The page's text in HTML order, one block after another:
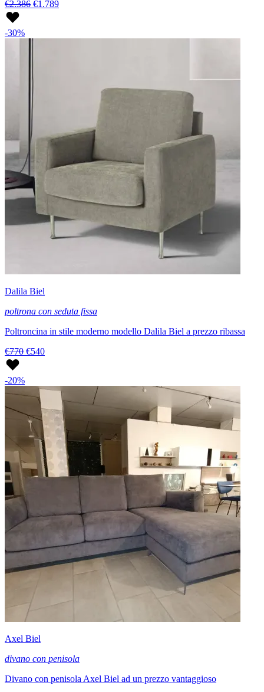
€2.386 €1.789
-30%
Dalila Biel
poltrona con seduta fissa
Poltroncina in stile moderno modello Dalila Biel a prezzo ribassa
€770 €540
-20%
Axel Biel
divano con penisola
Divano con penisola Axel Biel ad un prezzo vantaggioso